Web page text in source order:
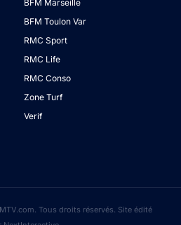
BFM Marseille
BFM Toulon Var
RMC Sport
RMC Life
RMC Conso
Zone Turf
Verif
Tous droits réservés. Site édité